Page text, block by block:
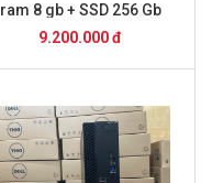
ram 8 gb + SSD 256 Gb
9.200.000 đ